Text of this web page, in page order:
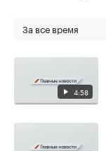
За все время
4:58